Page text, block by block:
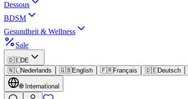
Dessous
BDSM
Gesundheit & Wellness
Sale
🇩🇪DE
🇳🇱Nederlands 🇬🇧English 🇫🇷Français 🇩🇪Deutsch
🌐 International